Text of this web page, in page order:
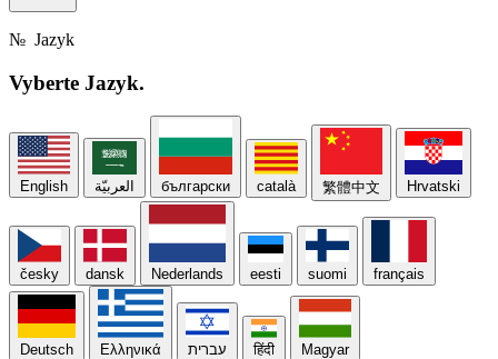
№ Jazyk
Vyberte Jazyk.
English العربيّة български català 繁體中文 Hrvatski
česky dansk Nederlands eesti suomi français
Deutsch Ελληνικά עברית हिंदी Magyar